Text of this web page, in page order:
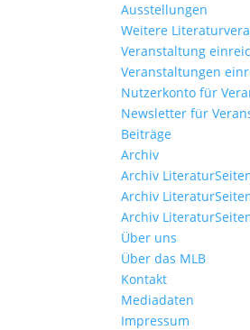
Ausstellungen
Weitere
Veranstaltung
Veranstaltungen
Nutzerkonto für
Newsletter für
Beiträge
Archiv
Archiv
Archiv
Archiv
Über uns
Über das MLB
Kontakt
Mediadaten
Impressum